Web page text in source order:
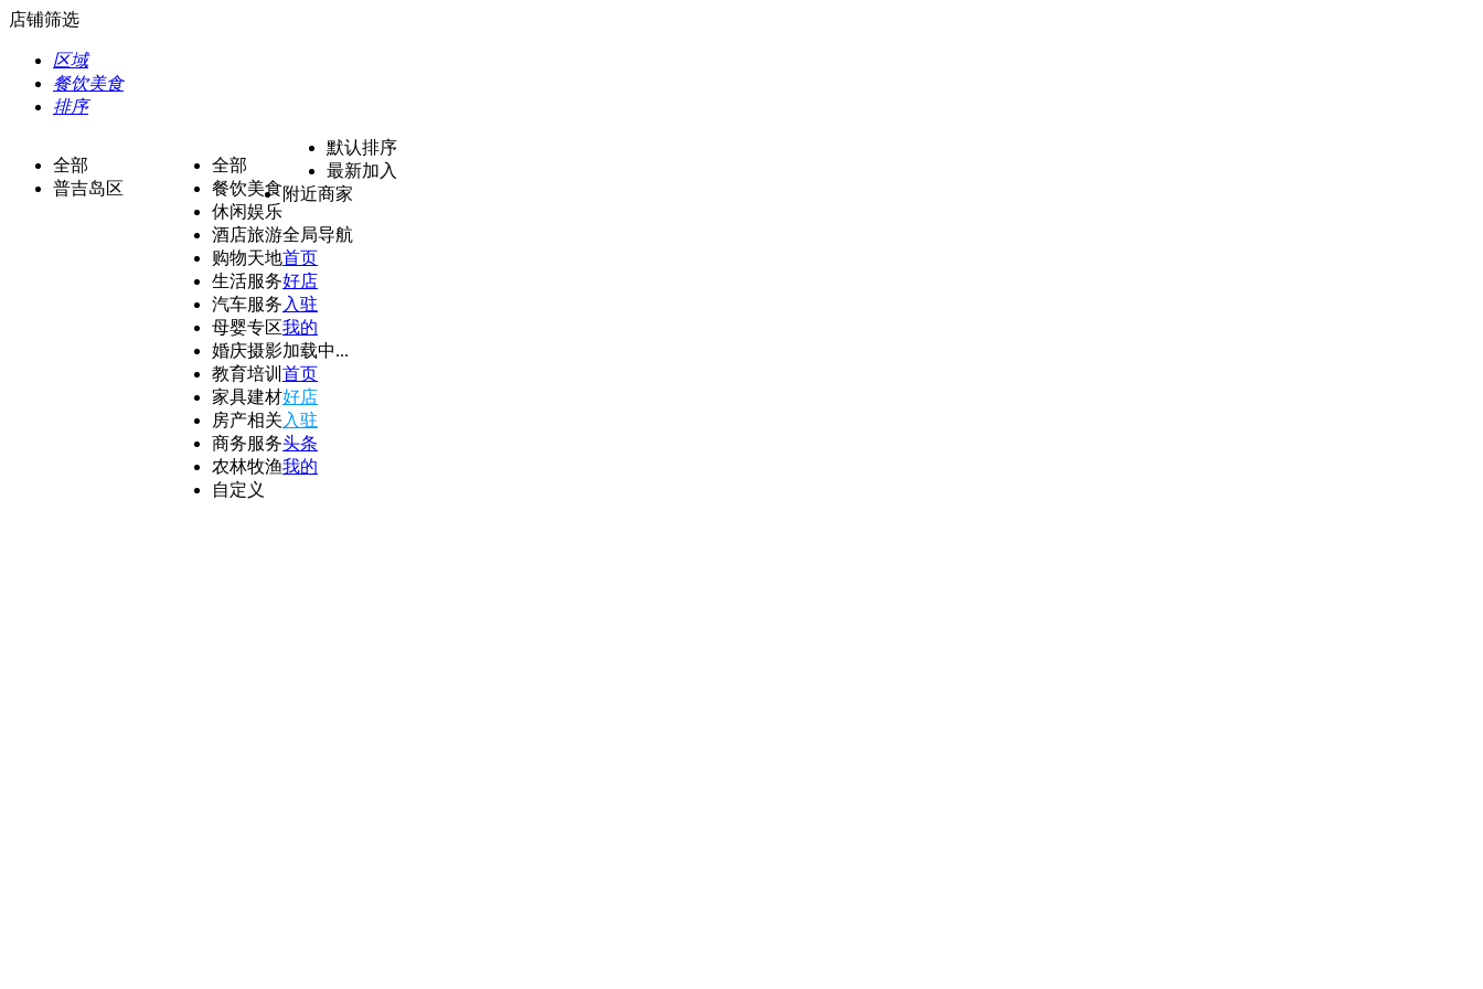
店铺筛选
区域
餐饮美食
排序
全部
普吉岛区
全部
餐饮美食
休闲娱乐
酒店旅游
购物天地
生活服务
汽车服务
母婴专区
婚庆摄影
教育培训
家具建材
房产相关
商务服务
农林牧渔
自定义
默认排序
最新加入
附近商家
全局导航
首页
好店
入驻
我的
加载中...
首页
好店
入驻
头条
我的